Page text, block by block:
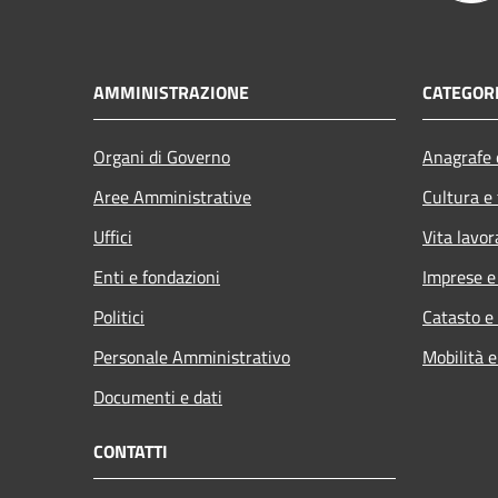
AMMINISTRAZIONE
Organi di Governo
Aree Amministrative
Uffici
Enti e fondazioni
Politici
Personale Amministrativo
Documenti e dati
Cultura
Vita
Imprese
Catasto
Mobilità
CONTATTI